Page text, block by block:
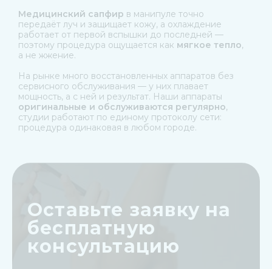
Медицинский сапфир в манипуле точно
передаёт луч и защищает кожу, а охлаждение
работает от первой вспышки до последней —
поэтому процедура ощущается как мягкое тепло,
а не жжение.
На рынке много восстановленных аппаратов без
сервисного обслуживания — у них плавает
мощность, а с ней и результат. Наши аппараты
оригинальные и обслуживаются регулярно,
студии работают по единому протоколу сети:
процедура одинаковая в любом городе.
Оставьте заявку на
бесплатную
консультацию